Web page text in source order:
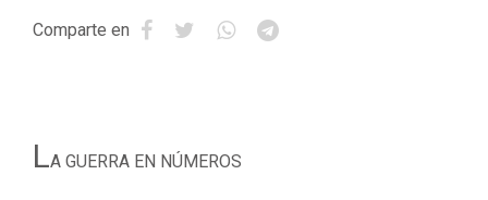
Comparte en
LA GUERRA EN NÚMEROS